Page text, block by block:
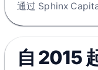
通过 Sphinx
自 2015